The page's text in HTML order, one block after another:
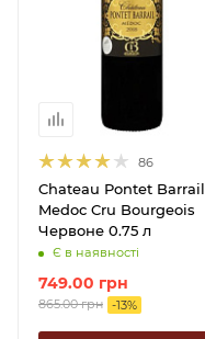
86
Chateau Pontet Barrail
Medoc Cru Bourgeois
Червоне 0.75 л
Є в наявності
749.00 грн
865.00грн -13%